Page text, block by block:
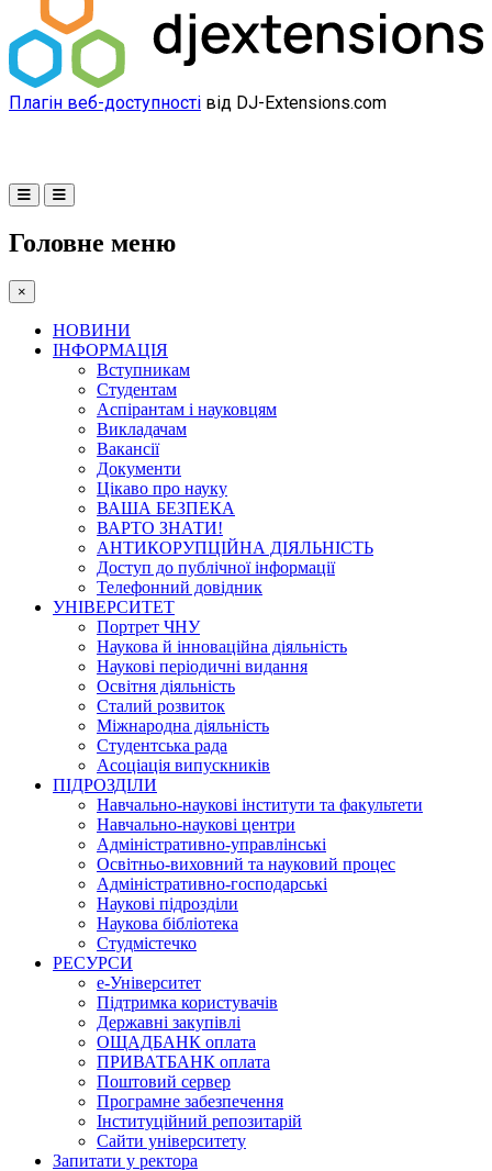
Плагін веб-доступності від DJ-Extensions.com
Головне меню
×
НОВИНИ
ІНФОРМАЦІЯ
Вступникам
Студентам
Аспірантам і науковцям
Викладачам
Вакансії
Документи
Цікаво про науку
ВАША БЕЗПЕКА
ВАРТО ЗНАТИ!
АНТИКОРУПЦІЙНА ДІЯЛЬНІСТЬ
Доступ до публічної інформації
Телефонний довідник
УНІВЕРСИТЕТ
Портрет ЧНУ
Наукова й інноваційна діяльність
Наукові періодичні видання
Освітня діяльність
Сталий розвиток
Міжнародна діяльність
Студентська рада
Асоціація випускників
ПІДРОЗДІЛИ
Навчально-наукові інститути та факультети
Навчально-наукові центри
Адміністративно-управлінські
Освітньо-виховний та науковий процес
Адміністративно-господарські
Наукові підрозділи
Наукова бібліотека
Студмістечко
РЕСУРСИ
е-Університет
Підтримка користувачів
Державні закупівлі
ОЩАДБАНК оплата
ПРИВАТБАНК оплата
Поштовий сервер
Програмне забезпечення
Інституційний репозитарій
Сайти університету
Запитати у ректора